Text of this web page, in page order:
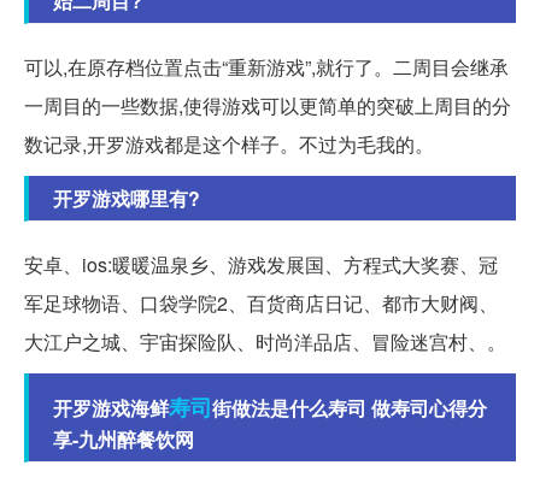
可以,在原存档位置点击“重新游戏”,就行了。二周目会继承
一周目的一些数据,使得游戏可以更简单的突破上周目的分
数记录,开罗游戏都是这个样子。不过为毛我的。
开罗游戏哪里有?
安卓、ios:暖暖温泉乡、游戏发展国、方程式大奖赛、冠
军足球物语、口袋学院2、百货商店日记、都市大财阀、
大江户之城、宇宙探险队、时尚洋品店、冒险迷宫村、。
开罗游戏海鲜寿司街做法是什么寿司 做寿司心得分
享-九州醉餐饮网